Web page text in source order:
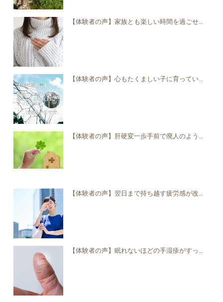
【体験者の声】家族とも楽しい時間を過ごせ...
【体験者の声】心もたくましい子に育ってい...
【体験者の声】肝硬変一歩手前で廃人のよう...
【体験者の声】翌日まで持ち越す疲労感が改...
【体験者の声】眠れないほどの手湿疹がすっ...